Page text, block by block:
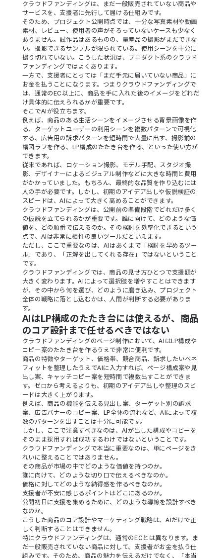
クラウドファンディングは、まだ一般販売されていない商品や
サービスを、支援者に先行して届ける仕組みです。
そのため、プロジェクト公開時点では、十分な写真素材や動画
素材、レビュー、使用者の声がそろっていないケースも少なく
ありません。試作品はあるものの、量産品の撮影がまだできな
い。撮影できるサンプルが限られている。使用シーンを十分に
撮り切れていない。こうした状況は、プロダクト系のクラウド
ファンディングではよくあります。
一方で、支援者にとっては「まだ手元に届いていない商品」に
お金を払うことになります。つまりクラウドファンディングで
は、通常のEC以上に、商品を手に入れた後のイメージをどれだ
け具体的に伝えられるかが重要です。
そこでAIが役立ちます。
例えば、商品のある生活シーンをイメージさせる背景画像を作
る、ターゲットユーザーの利用シーンを複数パターンで可視化
する、広告用の訴求パターンを短時間で大量に出す、撮影前の
構図ラフを作る、LP構成のたたき台を作る、といった使い方が
できます。
従来であれば、ロケーション撮影、モデル手配、スタジオ撮
影、デザイナーによるビジュアル制作などに大きな時間と費用
がかかっていました。もちろん、最終的な品質を作り込むには
人の手が必要です。しかし、初期のアイデア出しや仮説検証の
スピードは、AIによって大きく高めることができます。
クラウドファンディングは、公開前の準備段階でどれだけ多く
の仮説を立てられるかが重要です。誰に向けて、どのような価
値を、どの順番で伝えるのか。その検討を効率化できるという
点で、AIは非常に相性の良いツールだといえます。
ただし、ここで重要なのは、AIはあくまで「検討を早めるツー
ル」であり、「正解を出してくれる存在」ではないということ
です。
クラウドファンディングでは、商品の見せ方ひとつで支援額が
大きく変わります。AIによって選択肢を増やすことはできます
が、その中から何を選び、どのように磨き込み、プロジェクト
全体の戦略に落とし込むかは、人間が判断する必要がありま
す。
AIはLP構成のたたき台には使えるが、商品
のコア設計まで任せるべきではない
クラウドファンディングのページ制作において、AIはLP構成や
コピー案のたたき台を作るうえで非常に便利です。
商品の特徴やターゲット、価格帯、競合商品、訴求したいベネ
フィットを整理したうえでAIに入力すれば、ページ構成案や見
出し案、キャッチコピー案を短時間で複数出すことができま
す。ゼロから考えるよりも、初期のアイデア出しや整理のスピ
ードは大きく上がります。
例えば、商品の機能を伝える見出し案、ターゲット別の訴求
案、広告バナーのコピー案、LP全体の流れなど、AIによって複
数のパターンを出すことは十分に可能です。
しかし、ここで注意すべきなのは、AIが出した構成やコピーを
そのまま採用すれば成功するわけではないということです。
クラウドファンディングで本当に重要なのは、単にページをき
れいに整えることではありません。
その商品が市場の中でどのような価値を持つのか。
誰に向けて、どのような切り口で伝えるべきなのか。
価格に対してどのような納得感を作るべきなのか。
支援者が不安に感じるポイントはどこにあるのか。
公開初日に支援を集めるために、どのような導線を設計すべき
なのか。
こうした商品のコア設計やマーケティング戦略は、AIだけで正
しく判断することはできません。
特にクラウドファンディングは、通常のECとは異なります。ま
だ一般販売されていない商品に対して、支援者がお金を払う仕
組みです。そのため、商品の魅力を伝えるだけでなく、「本当